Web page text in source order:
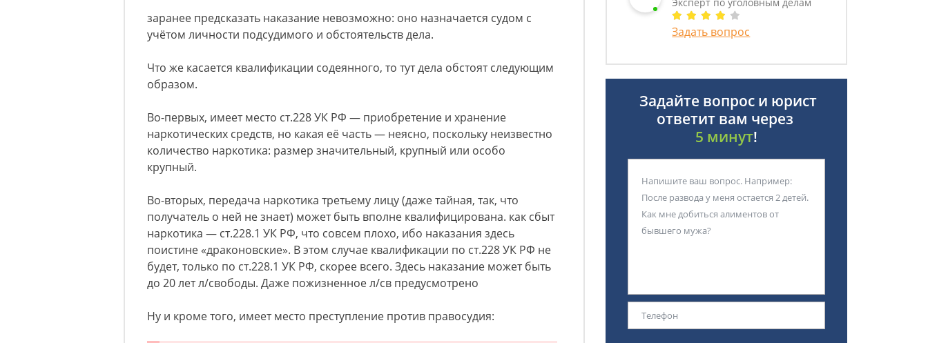
заранее предсказать наказание невозможно: оно назначается судом с
учётом личности подсудимого и обстоятельств дела.
Что же касается квалификации содеянного, то тут дела обстоят следующим
образом.
Во-первых, имеет место ст.228 УК РФ — приобретение и хранение
наркотических средств, но какая её часть — неясно, поскольку неизвестно
количество наркотика: размер значительный, крупный или особо
крупный.
Во-вторых, передача наркотика третьему лицу (даже тайная, так, что
получатель о ней не знает) может быть вполне квалифицирована. как сбыт
наркотика — ст.228.1 УК РФ, что совсем плохо, ибо наказания здесь
поистине «драконовские». В этом случае квалификации по ст.228 УК РФ не
будет, только по ст.228.1 УК РФ, скорее всего. Здесь наказание может быть
до 20 лет л/свободы. Даже пожизненное л/св предусмотрено
Ну и кроме того, имеет место преступление против правосудия:
Задать вопрос
Задайте вопрос и юрист
ответит вам через
5 минут!